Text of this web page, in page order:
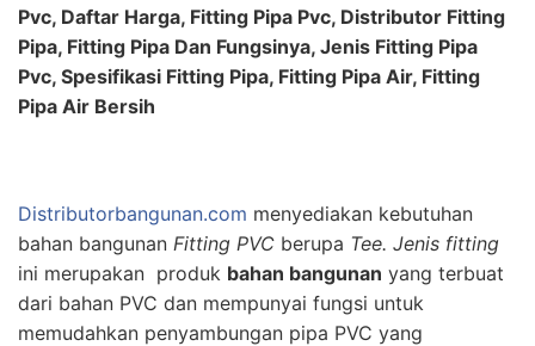
Pvc, Daftar Harga, Fitting Pipa Pvc, Distributor Fitting
Pipa, Fitting Pipa Dan Fungsinya, Jenis Fitting Pipa
Pvc, Spesifikasi Fitting Pipa, Fitting Pipa Air, Fitting
Pipa Air Bersih
Distributorbangunan.com menyediakan kebutuhan
bahan bangunan Fitting PVC berupa Tee. Jenis fitting
ini merupakan produk bahan bangunan yang terbuat
dari bahan PVC dan mempunyai fungsi untuk
memudahkan penyambungan pipa PVC yang